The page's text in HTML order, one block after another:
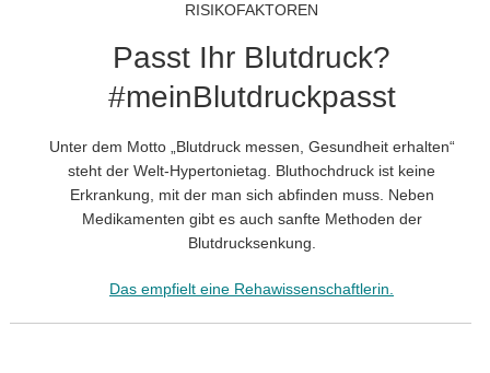
RISIKOFAKTOREN
Passt Ihr Blutdruck?
#meinBlutdruckpasst
Unter dem Motto „Blutdruck messen, Gesundheit erhalten“
steht der Welt-Hypertonietag. Bluthochdruck ist keine
Erkrankung, mit der man sich abfinden muss. Neben
Medikamenten gibt es auch sanfte Methoden der
Blutdrucksenkung.
Das empfielt eine Rehawissenschaftlerin.